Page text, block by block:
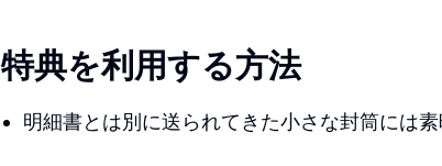
特典を利用する方法
明細書とは別に送られてきた小さな封筒には